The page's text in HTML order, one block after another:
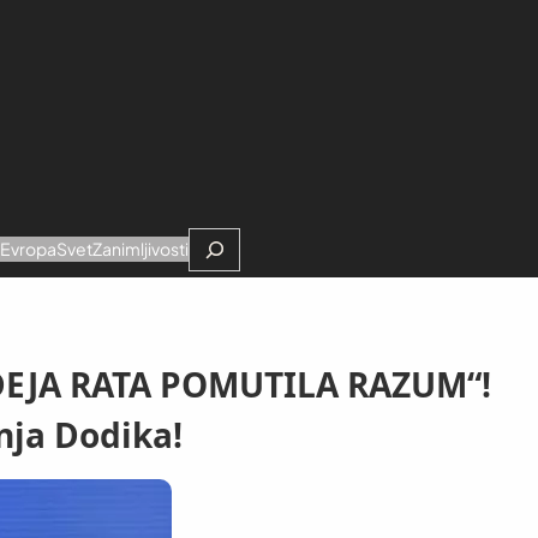
EvropaSvetZanimljivostiSearch
RATA POMUTILA RAZUM“!
Dodika!